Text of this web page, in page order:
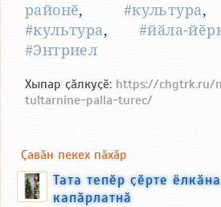
районӗ, #культура
#культура, #йӑла-
#Энтриел
Хыпар ҫӑлкуҫӗ: https://chgtrk.ru/
tultarnine-palla-turec/
Ҫавӑн пекех пӑхӑр
Тата тепӗр ҫӗрте
капӑрлатнӑ